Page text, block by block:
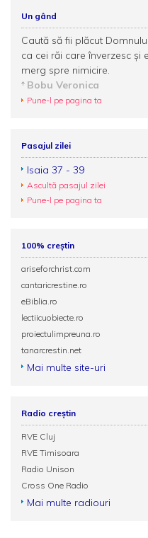
Un gând
Caută să fii plăcut
ca cei răi care înverzesc
merg spre nimicire.
Bobu Veronica
Pune-l pe pagina ta
Pasajul zilei
Isaia 37 - 39
Ascultă pasajul zilei
Pune-l pe pagina ta
100% creștin
ariseforchrist.com
cantaricrestine.ro
eBiblia.ro
lectiicuobiecte.ro
proiectulimpreuna.ro
tanarcrestin.net
Mai multe site-uri
Radio creștin
RVE Cluj
RVE Timisoara
Radio Unison
Cross One Radio
Mai multe radiouri